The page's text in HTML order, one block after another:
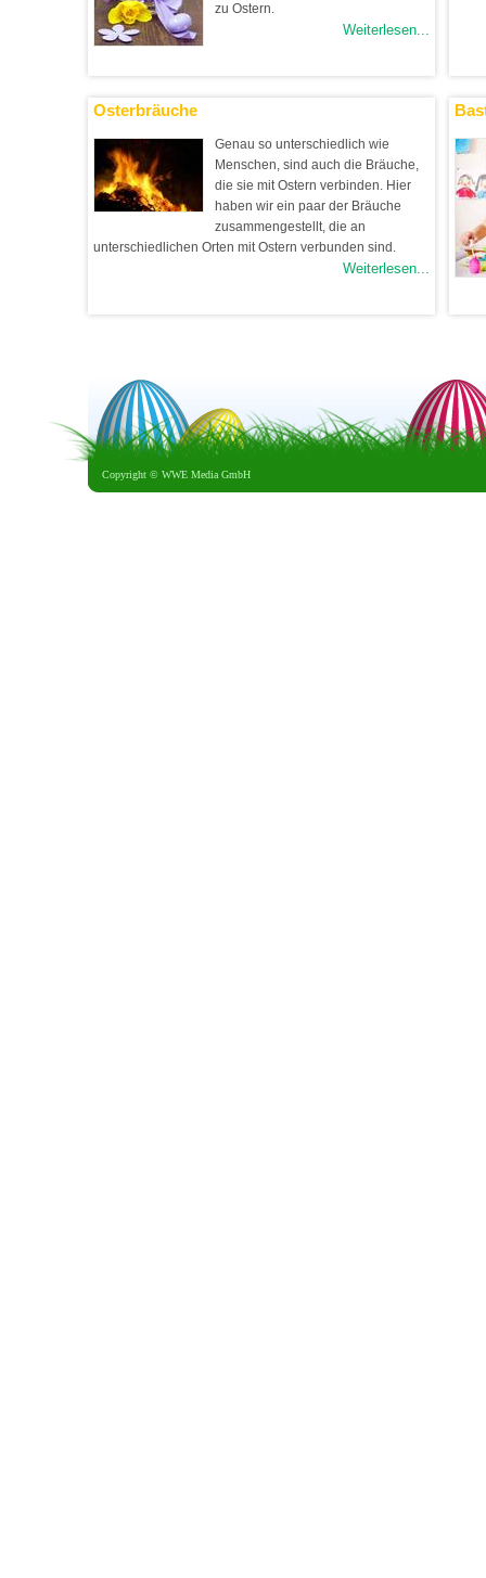
zu Ostern.
Weiterlesen...
Osterbräuche
Genau so unterschiedlich wie
Menschen, sind auch die Bräuche,
die sie mit Ostern verbinden. Hier
haben wir ein paar der Bräuche
zusammengestellt, die an
unterschiedlichen Orten mit Ostern verbunden sind.
Weiterlesen...
Copyright © WWE Media GmbH